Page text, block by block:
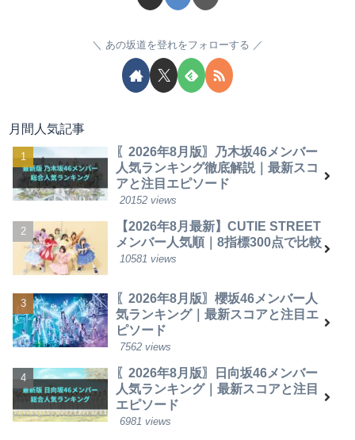
あの坂道を登れをフォローする
月間人気記事
〖2026年8月版〗乃木坂46メンバー
人気ランキング徹底解説｜最新スコ
アと注目エピソード
20152 views
【2026年8月最新】CUTIE STREET
メンバー人気順｜8指標300点で比較
10581 views
〖2026年8月版〗櫻坂46メンバー人
気ランキング｜最新スコアと注目エ
ピソード
7562 views
〖2026年8月版〗日向坂46メンバー
人気ランキング｜最新スコアと注目
エピソード
6981 views